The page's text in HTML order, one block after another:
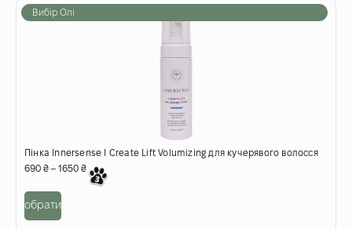
Вибір Олі
Пінка Innersense I Create Lift Volumizing для кучерявого волосся
690 ₴– 1650 ₴
обрати